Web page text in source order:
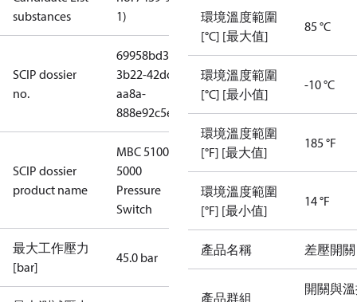
substances
1)
SCIP dossier
no.
69958bd3-
3b22-42dc-
aa8a-
888e92c5e7e8
SCIP dossier
product name
MBC 5100
5000
Pressure
Switch
最大工作壓力
[bar]
45.0 bar
環境溫度範圍
[°C] [最大值]
85 °C
環境溫度範圍
[°C] [最小值]
-10 °C
環境溫度範圍
[°F] [最大值]
185 °F
環境溫度範圍
[°F] [最小值]
14 °F
產品名稱 差壓開關
產品群組
開關與